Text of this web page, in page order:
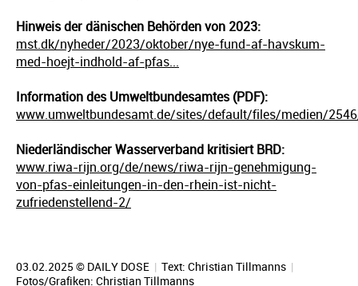
Hinweis der dänischen Behörden von 2023:
mst.dk/nyheder/2023/oktober/nye-fund-af-havskum-
med-hoejt-indhold-af-pfas...
Information des Umweltbundesamtes (PDF):
www.umweltbundesamt.de/sites/default/files/medien/
Niederländischer Wasserverband kritisiert BRD:
www.riwa-rijn.org/de/news/riwa-rijn-genehmigung-
von-pfas-einleitungen-in-den-rhein-ist-nicht-
zufriedenstellend-2/
03.02.2025 © DAILY DOSE | Text: Christian Tillmanns |
Fotos/Grafiken: Christian Tillmanns